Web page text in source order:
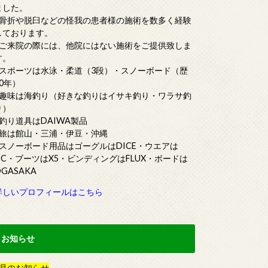
た。
折や脱臼などの怪我の患者様の施術を数多く経験
ております。
来院の際には、他院にはない施術をご提供致しま
ポーツは水泳・柔道（3段）・スノーボード（歴
）
味は海釣り（好きな釣りはイサキ釣り・ワラサ釣
り道具はDAIWA製品
は館山・三浦・伊豆・沖縄
ノーボード用品はゴーグルはDICE・ウエアは
・ブーツはX5・ビンディングはFLUX・ボードは
しいプロフィールはこちら
お知らせ